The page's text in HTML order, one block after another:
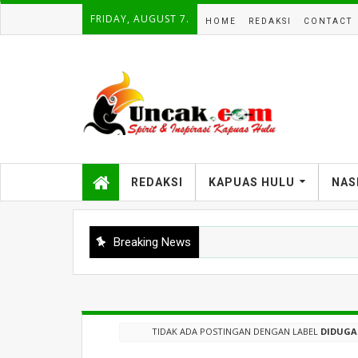
FRIDAY, AUGUST 7. HOME REDAKSI CONTACT
REDAKSI KAPUAS HULU
Breaking News
TIDAK ADA POSTINGAN DENGAN LABEL